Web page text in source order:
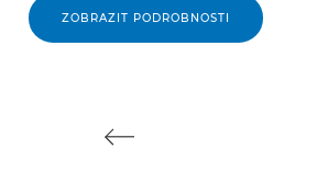
ZOBRAZIT PODROBNOSTI